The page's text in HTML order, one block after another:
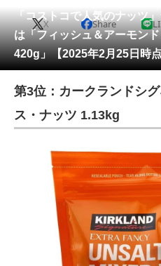
会員記事
メディア
注目記事を集めた総合ページ
進化するPCとデバイスの未来
好きが集まる 比べて選べる
ビジネスと働き方のヒント
AI活用のいまが分かる
「コストコで人気のナッツ
は「フィッシュ＆アーモン
420g」【2025年2月25日時
X Share
第3位：カークランドシ
ス・ナッツ 1.13kg